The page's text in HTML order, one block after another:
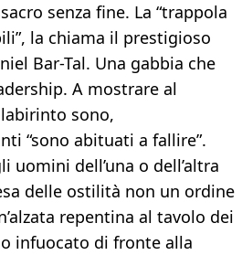
senza fine. La “trappola
la chiama il prestigioso
Bar-Tal. Una gabbia che
A mostrare al
sono,
“sono abituati a fallire”.
uomini dell’una o dell’altra
delle ostilità non un ordine
repentina al tavolo dei
infuocato di fronte alla